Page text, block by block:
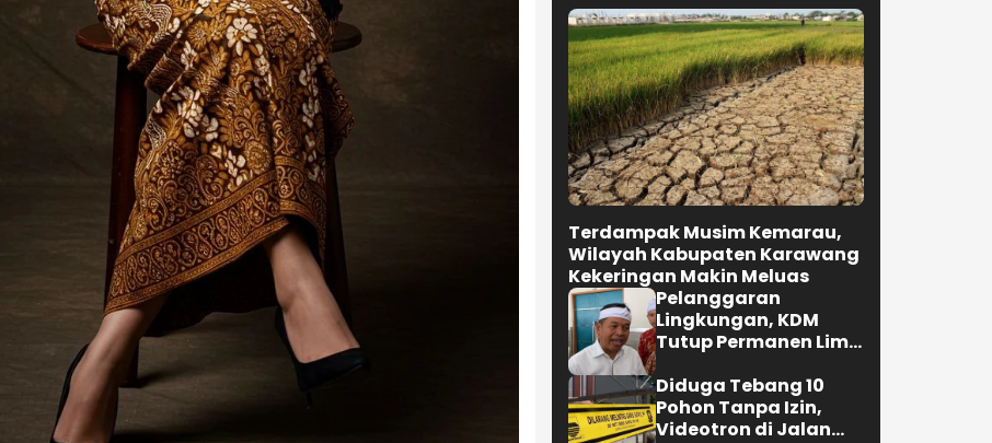
Terdampak Musim Kemarau,
Wilayah Kabupaten Karawang
Kekeringan Makin Meluas
Pelanggaran
Lingkungan, KDM
Tutup Permanen Lima
di Cipatat
Diduga Tebang 10
Pohon Tanpa Izin,
Videotron di Jalan